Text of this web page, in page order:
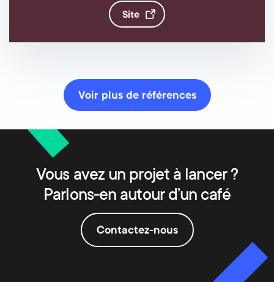
site
Voir plus de références
Vous avez un projet à lancer ?
Parlons-en autour d’un café
Contactez-nous